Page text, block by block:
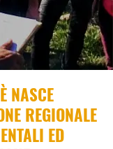
NASCE
REGIONALE
ED